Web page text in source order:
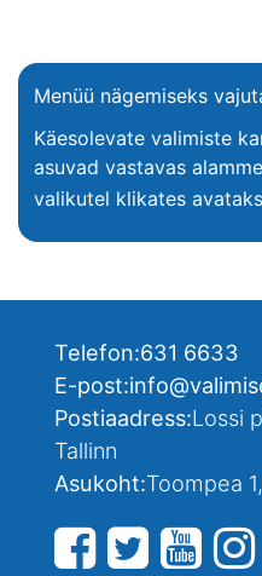
Menüü nägemiseks
Käesolevate valimiste
asuvad vastavas
valikutel klikates
Telefon:631 6633
E-post:
Postiaadress:Lossi
Tallinn
Asukoht:Toompea